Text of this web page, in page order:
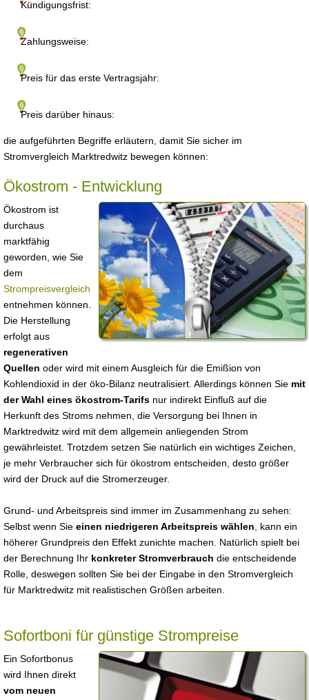
Kündigungsfrist:
Zahlungsweise:
Preis für das erste Vertragsjahr:
Preis darüber hinaus:
die aufgeführten Begriffe erläutern, damit Sie sicher im
Stromvergleich Marktredwitz bewegen können:
Ökostrom - Entwicklung
Ökostrom ist
durchaus
marktfähig
geworden, wie Sie
dem
Strompreisvergleich
entnehmen können.
Die Herstellung
erfolgt aus
regenerativen
Quellen oder wird mit einem Ausgleich für die Emißion von
Kohlendioxid in der öko-Bilanz neutralisiert. Allerdings können Sie mit
der Wahl eines ökostrom-Tarifs nur indirekt Einfluß auf die
Herkunft des Stroms nehmen, die Versorgung bei Ihnen in
Marktredwitz wird mit dem allgemein anliegenden Strom
gewährleistet. Trotzdem setzen Sie natürlich ein wichtiges Zeichen,
je mehr Verbraucher sich für ökostrom entscheiden, desto größer
wird der Druck auf die Stromerzeuger.
Grund- und Arbeitspreis sind immer im Zusammenhang zu sehen:
Selbst wenn Sie einen niedrigeren Arbeitspreis wählen , kann ein
höherer Grundpreis den Effekt zunichte machen. Natürlich spielt bei
der Berechnung Ihr konkreter Stromverbrauch die entscheidende
Rolle, deswegen sollten Sie bei der Eingabe in den Stromvergleich
für Marktredwitz mit realistischen Größen arbeiten.
Sofortboni für günstige Strompreise
Ein Sofortbonus
wird Ihnen direkt
vom neuen